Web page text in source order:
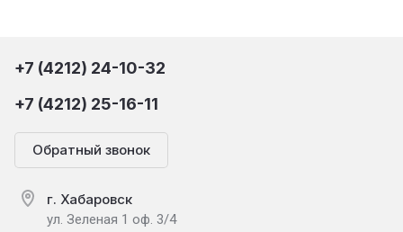
+7 (4212) 24-10-32
+7 (4212) 25-16-11
Обратный звонок
г. Хабаровск
ул. Зеленая 1 оф. 3/4